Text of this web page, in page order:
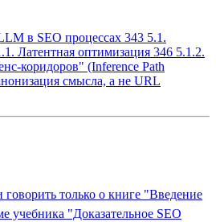
в SEO процессах 343 5.1.
Латентная оптимизация 346 5.1.2.
коридоров" (Inference Path
смысла, а не URL
только о книге "Введение
учебника "Доказательное SEO